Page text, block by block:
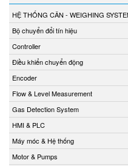
HỆ THỐNG CÂN - WEIGHING
Bộ chuyển đổi tín hiệu
Controller
Điều khiển chuyển động
Encoder
Flow & Level Measurement
Gas Detection System
HMI & PLC
Máy móc & Hệ thống
Motor & Pumps